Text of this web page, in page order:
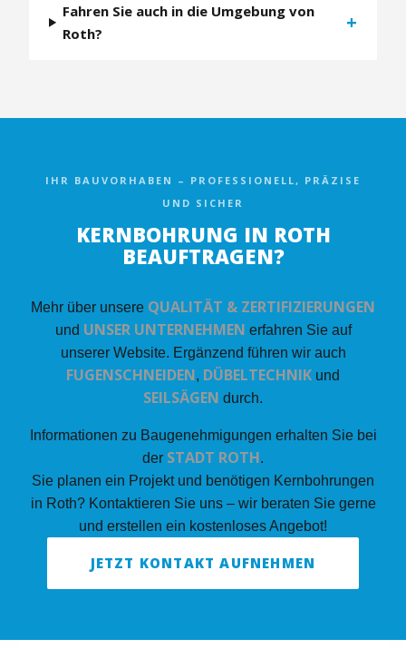
Fahren Sie auch in die Umgebung von
Roth?
+
IHR BAUVORHABEN – PROFESSIONELL, PRÄZISE
UND SICHER
KERNBOHRUNG IN ROTH
BEAUFTRAGEN?
Mehr über unsere QUALITÄT & ZERTIFIZIERUNGEN
und UNSER UNTERNEHMEN erfahren Sie auf
unserer Website. Ergänzend führen wir auch
FUGENSCHNEIDEN, DÜBELTECHNIK und
SEILSÄGEN durch.
Informationen zu Baugenehmigungen erhalten Sie bei
der STADT ROTH.
Sie planen ein Projekt und benötigen Kernbohrungen
in Roth? Kontaktieren Sie uns – wir beraten Sie gerne
und erstellen ein kostenloses Angebot!
JETZT KONTAKT AUFNEHMEN